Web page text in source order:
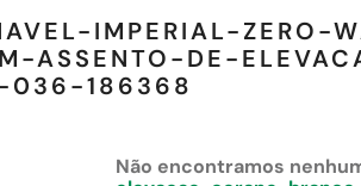
IMPERIAL-ZERO-
ASSENTO-DE-
036-186368
Não encontramos
º sofa
º
máquina lavar roupas